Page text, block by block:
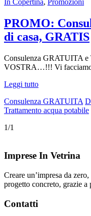
PROMO:
di casa, GRATIS
Consulenza GRATUITA e
VOSTRA…!!! Vi
Leggi tutto
Consulenza GRATUITA
Trattamento acqua potabile
1/1
Imprese In Vetrina
Creare un’impresa da
progetto concreto, grazie
Contatti